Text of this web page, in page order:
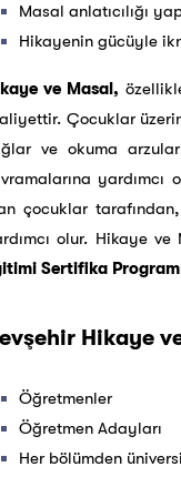
Masal anlatıcılığı
Hikayenin gücüyle
ve Masal,
Çocuklar
ve okuma
çocuklar
olur. Hikaye
Sertifika
Hikaye
Öğretmenler
Öğretmen Adayları
Her bölümden